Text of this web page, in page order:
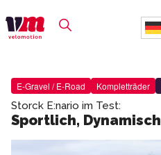
E-Gravel / E-Road Kompletträder
Storck E:nario im Test:
Sportlich,